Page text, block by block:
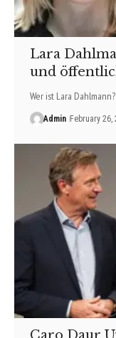
Lara
und
Wer ist Lara
Admin February 26,
Caro Daur